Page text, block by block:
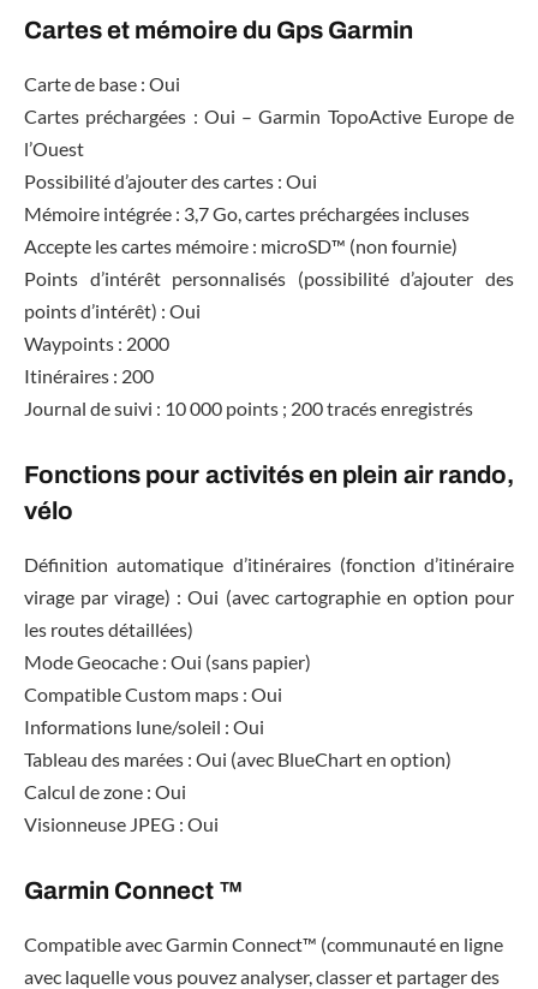
Cartes et mémoire du Gps Garmin
Carte de base : Oui
Cartes préchargées : Oui – Garmin TopoActive Europe de
l’Ouest
Possibilité d’ajouter des cartes : Oui
Mémoire intégrée : 3,7 Go, cartes préchargées incluses
Accepte les cartes mémoire : microSD™ (non fournie)
Points d’intérêt personnalisés (possibilité d’ajouter des
points d’intérêt) : Oui
Waypoints : 2000
Itinéraires : 200
Journal de suivi : 10 000 points ; 200 tracés enregistrés
Fonctions pour activités en plein air rando,
vélo
Définition automatique d’itinéraires (fonction d’itinéraire
virage par virage) : Oui (avec cartographie en option pour
les routes détaillées)
Mode Geocache : Oui (sans papier)
Compatible Custom maps : Oui
Informations lune/soleil : Oui
Tableau des marées : Oui (avec BlueChart en option)
Calcul de zone : Oui
Visionneuse JPEG : Oui
Garmin Connect ™
Compatible avec Garmin Connect™ (communauté en ligne
avec laquelle vous pouvez analyser, classer et partager des